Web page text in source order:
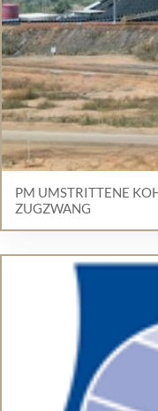
PM UMSTRITTENE
ZUGZWANG